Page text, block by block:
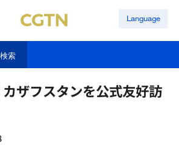
Language
索
ザフスタンを公式友好訪